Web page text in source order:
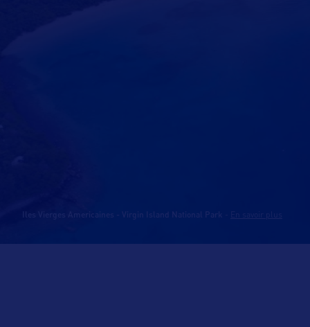
Iles Vierges Americaines - Virgin Island National Park